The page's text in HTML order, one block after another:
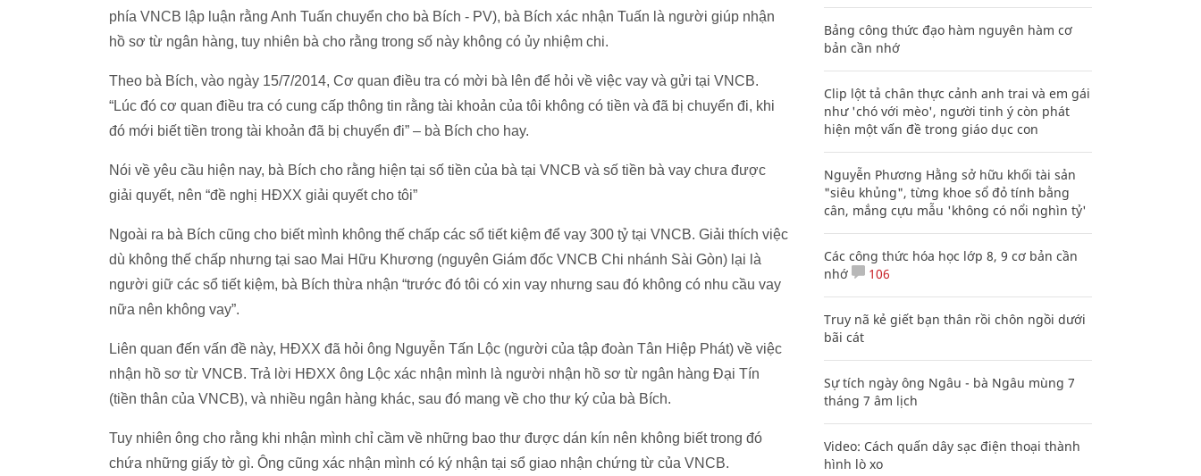
phía VNCB lập luận rằng Anh Tuấn chuyển cho bà Bích - PV), bà Bích xác nhận Tuấn là người giúp nhận
hồ sơ từ ngân hàng, tuy nhiên bà cho rằng trong số này không có ủy nhiệm chi.
Theo bà Bích, vào ngày 15/7/2014, Cơ quan điều tra có mời bà lên để hỏi về việc vay và gửi tại VNCB.
“Lúc đó cơ quan điều tra có cung cấp thông tin rằng tài khoản của tôi không có tiền và đã bị chuyển đi, khi
đó mới biết tiền trong tài khoản đã bị chuyển đi” – bà Bích cho hay.
Nói về yêu cầu hiện nay, bà Bích cho rằng hiện tại số tiền của bà tại VNCB và số tiền bà vay chưa được
giải quyết, nên “đề nghị HĐXX giải quyết cho tôi”
Ngoài ra bà Bích cũng cho biết mình không thế chấp các sổ tiết kiệm để vay 300 tỷ tại VNCB. Giải thích việc
dù không thế chấp nhưng tại sao Mai Hữu Khương (nguyên Giám đốc VNCB Chi nhánh Sài Gòn) lại là
người giữ các sổ tiết kiệm, bà Bích thừa nhận “trước đó tôi có xin vay nhưng sau đó không có nhu cầu vay
nữa nên không vay”.
Liên quan đến vấn đề này, HĐXX đã hỏi ông Nguyễn Tấn Lộc (người của tập đoàn Tân Hiệp Phát) về việc
nhận hồ sơ từ VNCB. Trả lời HĐXX ông Lộc xác nhận mình là người nhận hồ sơ từ ngân hàng Đại Tín
(tiền thân của VNCB), và nhiều ngân hàng khác, sau đó mang về cho thư ký của bà Bích.
Tuy nhiên ông cho rằng khi nhận mình chỉ cầm về những bao thư được dán kín nên không biết trong đó
chứa những giấy tờ gì. Ông cũng xác nhận mình có ký nhận tại sổ giao nhận chứng từ của VNCB.
Bảng công thức đạo hàm nguyên hàm cơ
bản cần nhớ
Clip lột tả chân thực cảnh anh trai và em gái
như 'chó với mèo', người tinh ý còn phát
hiện một vấn đề trong giáo dục con
Nguyễn Phương Hằng sở hữu khối tài sản
"siêu khủng", từng khoe sổ đỏ tính bằng
cân, mắng cựu mẫu 'không có nổi nghìn tỷ'
Các công thức hóa học lớp 8, 9 cơ bản cần
nhớ
106
Truy nã kẻ giết bạn thân rồi chôn ngồi dưới
bãi cát
Sự tích ngày ông Ngâu - bà Ngâu mùng 7
tháng 7 âm lịch
Video: Cách quấn dây sạc điện thoại thành
hình lò xo